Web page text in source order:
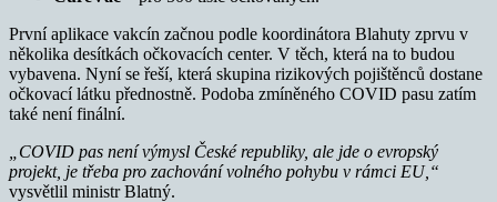
První aplikace vakcín začnou podle koordinátora Blahuty zprvu v
několika desítkách očkovacích center. V těch, která na to budou
vybavena. Nyní se řeší, která skupina rizikových pojištěnců dostane
očkovací látku přednostně. Podoba zmíněného COVID pasu zatím
také není finální.
„COVID pas není výmysl České republiky, ale jde o evropský
projekt, je třeba pro zachování volného pohybu v rámci EU,“
vysvětlil ministr Blatný.